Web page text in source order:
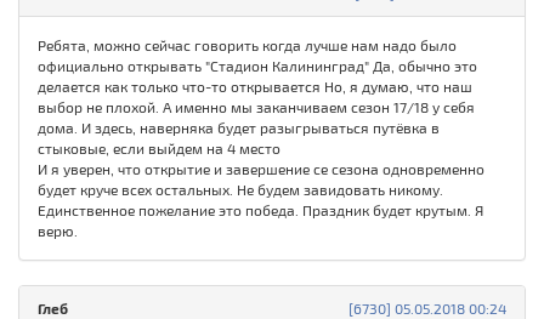
Ребята, можно сейчас говорить когда лучше нам надо было
официально открывать "Стадион Калининград" Да, обычно это
делается как только что-то открывается Но, я думаю, что наш
выбор не плохой. А именно мы заканчиваем сезон 17/18 у себя
дома. И здесь, наверняка будет разыгрываться путёвка в
стыковые, если выйдем на 4 место
И я уверен, что открытие и завершение се сезона одновременно
будет круче всех остальных. Не будем завидовать никому.
Единственное пожелание это победа. Праздник будет крутым. Я
верю.
[6730] 05.05.2018 00:24
Глеб